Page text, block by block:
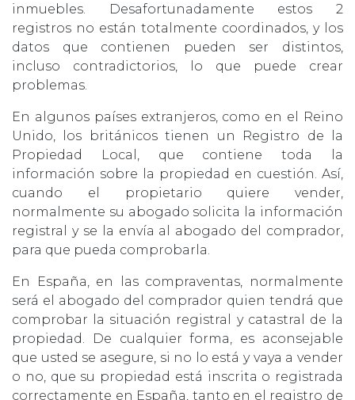
inmuebles. Desafortunadamente estos 2
registros no están totalmente coordinados, y los
datos que contienen pueden ser distintos,
incluso contradictorios, lo que puede crear
problemas.
En algunos países extranjeros, como en el Reino
Unido, los británicos tienen un Registro de la
Propiedad Local, que contiene toda la
información sobre la propiedad en cuestión. Así,
cuando el propietario quiere vender,
normalmente su abogado solicita la información
registral y se la envía al abogado del comprador,
para que pueda comprobarla.
En España, en las compraventas, normalmente
será el abogado del comprador quien tendrá que
comprobar la situación registral y catastral de la
propiedad. De cualquier forma, es aconsejable
que usted se asegure, si no lo está y vaya a vender
o no, que su propiedad está inscrita o registrada
correctamente en España, tanto en el registro de